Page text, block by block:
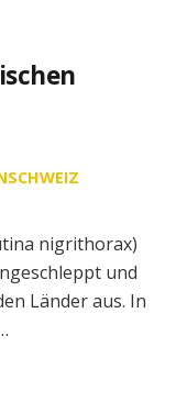
nigrithorax)
und
Länder aus. In